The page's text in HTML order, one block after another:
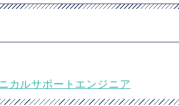
カルサポートエンジニア